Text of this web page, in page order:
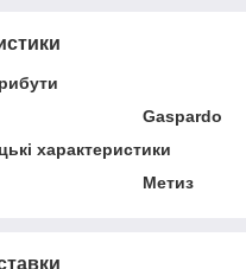
Gaspardo
характеристики
Метиз